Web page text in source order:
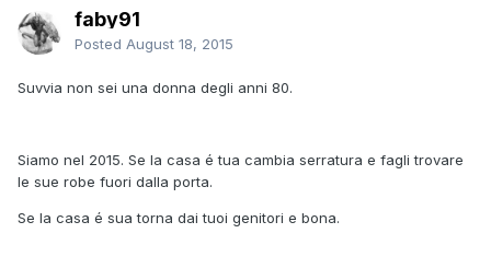
faby91
Posted August 18, 2015
Suvvia non sei una donna degli anni 80.
Siamo nel 2015. Se la casa é tua cambia serratura e fagli trovare
le sue robe fuori dalla porta.
Se la casa é sua torna dai tuoi genitori e bona.